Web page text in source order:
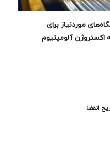
موردنیاز برای
اکستروژن آلومینیوم
انقضا